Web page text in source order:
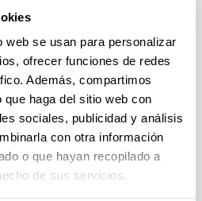
web se usan para personalizar
ofrecer funciones de redes
Además, compartimos
haga del sitio web con
sociales, publicidad y análisis
con otra información
o que hayan recopilado a
de sus servicios.
Y
Secuenciación y
de los SGIker (pdf, 1500 KB)